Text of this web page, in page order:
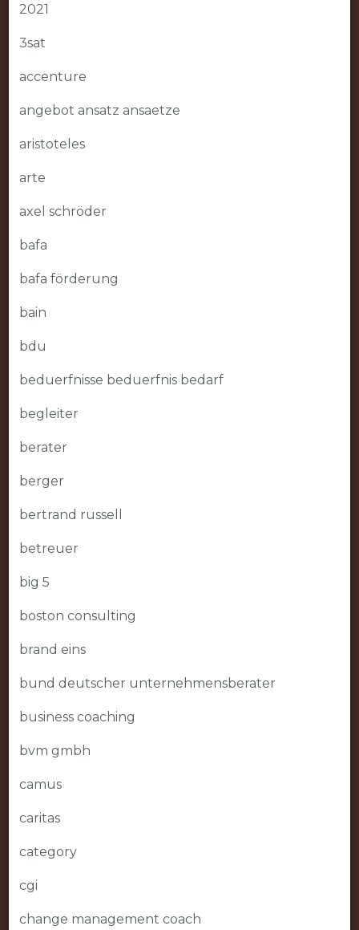
2021
3sat
accenture
angebot ansatz ansaetze
aristoteles
arte
axel schröder
bafa
bafa förderung
bain
bdu
beduerfnisse beduerfnis bedarf
begleiter
berater
berger
bertrand russell
betreuer
big 5
boston consulting
brand eins
bund deutscher unternehmensberater
business coaching
bvm gmbh
camus
caritas
category
cgi
change management coach